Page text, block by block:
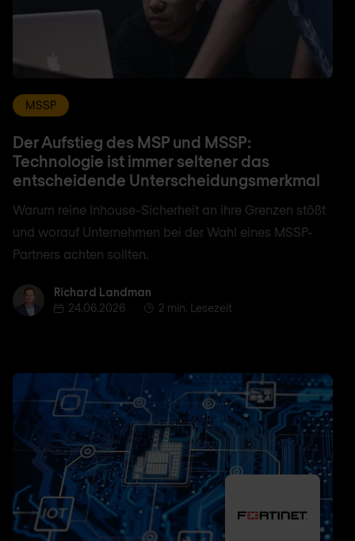
MSSP
Der Aufstieg des MSP und MSSP:
Technologie ist immer seltener das
entscheidende Unterscheidungsmerkmal
Warum reine Inhouse-Sicherheit an ihre Grenzen stößt
und worauf Unternehmen bei der Wahl eines MSSP-
Partners achten sollten.
Richard Landman
Richard Landman
24.06.2026
2 min. Lesezeit